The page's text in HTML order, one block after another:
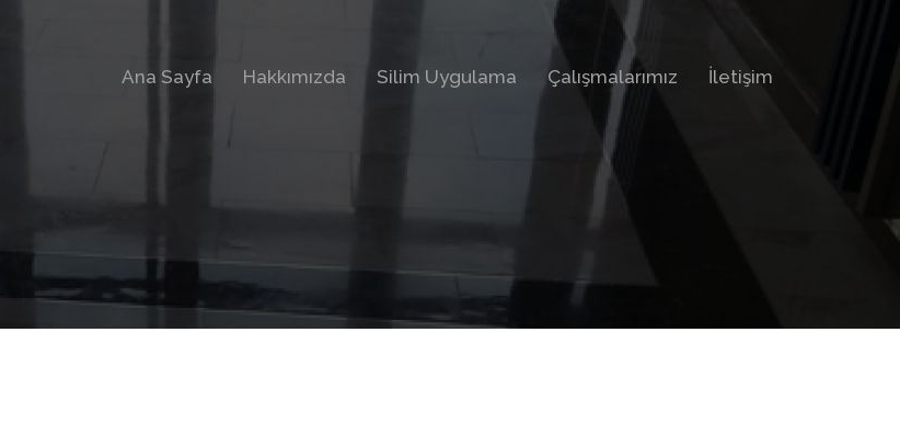
Ana Sayfa
Hakkımızda Silim Uygulama Çalışmalarımız İletişim